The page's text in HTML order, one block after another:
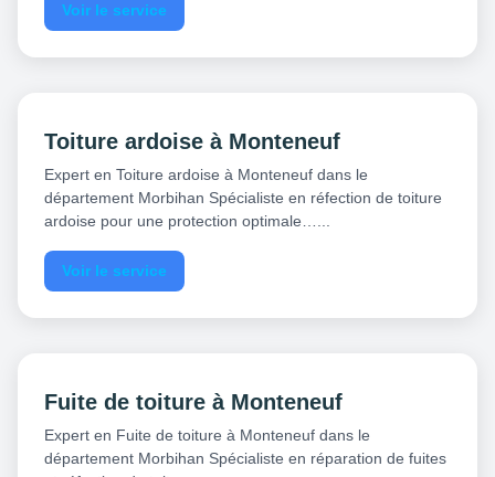
Voir le service
Toiture ardoise à Monteneuf
Expert en Toiture ardoise à Monteneuf dans le
département Morbihan Spécialiste en réfection de toiture
ardoise pour une protection optimale…...
Voir le service
Fuite de toiture à Monteneuf
Expert en Fuite de toiture à Monteneuf dans le
département Morbihan Spécialiste en réparation de fuites